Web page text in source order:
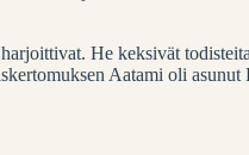
He keksivät
Aatami oli asunut